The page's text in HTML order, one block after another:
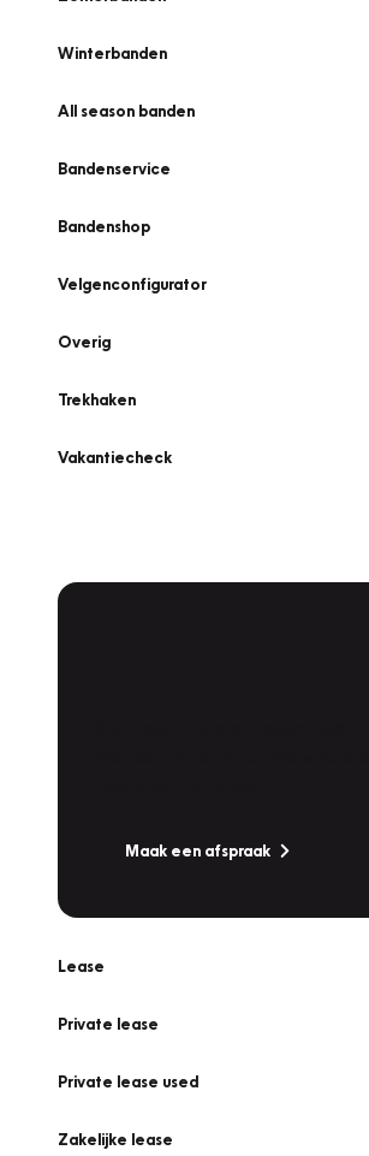
Winterbanden
All season banden
Bandenservice
Bandenshop
Velgenconfigurator
Overig
Trekhaken
Vakantiecheck
Maak een afspraak
Lease
Private lease
Private lease used
Zakelijke lease